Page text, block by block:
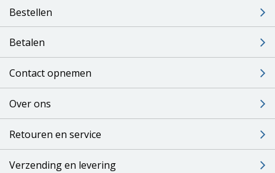
Bestellen
Betalen
Contact opnemen
Over ons
Retouren en service
Verzending en levering